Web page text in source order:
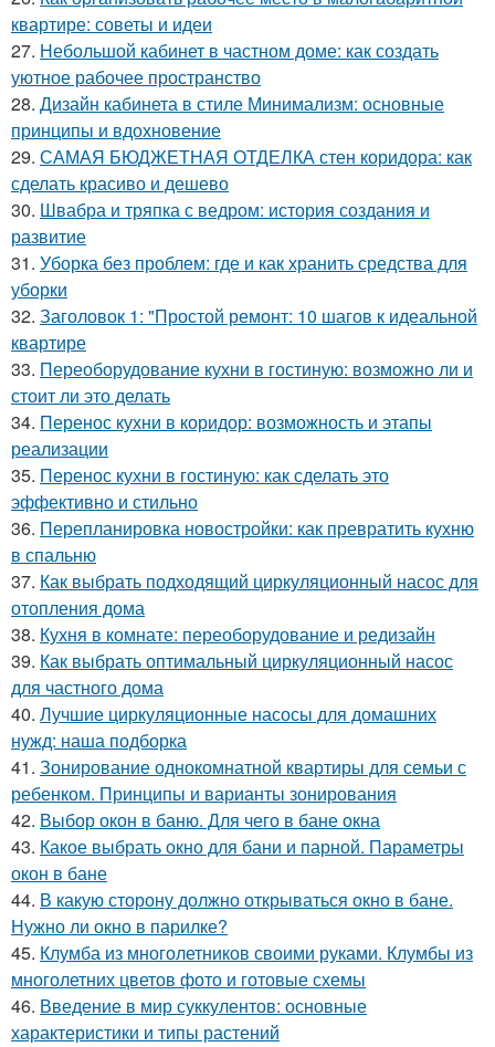
квартире: советы и идеи
27. Небольшой кабинет в частном доме: как создать
уютное рабочее пространство
28. Дизайн кабинета в стиле Минимализм: основные
принципы и вдохновение
29. САМАЯ БЮДЖЕТНАЯ ОТДЕЛКА стен коридора: как
сделать красиво и дешево
30. Швабра и тряпка с ведром: история создания и
развитие
31. Уборка без проблем: где и как хранить средства для
уборки
32. Заголовок 1: "Простой ремонт: 10 шагов к идеальной
квартире
33. Переоборудование кухни в гостиную: возможно ли и
стоит ли это делать
34. Перенос кухни в коридор: возможность и этапы
реализации
35. Перенос кухни в гостиную: как сделать это
эффективно и стильно
36. Перепланировка новостройки: как превратить кухню
в спальню
37. Как выбрать подходящий циркуляционный насос для
отопления дома
38. Кухня в комнате: переоборудование и редизайн
39. Как выбрать оптимальный циркуляционный насос
для частного дома
40. Лучшие циркуляционные насосы для домашних
нужд: наша подборка
41. Зонирование однокомнатной квартиры для семьи с
ребенком. Принципы и варианты зонирования
42. Выбор окон в баню. Для чего в бане окна
43. Какое выбрать окно для бани и парной. Параметры
окон в бане
44. В какую сторону должно открываться окно в бане.
Нужно ли окно в парилке?
45. Клумба из многолетников своими руками. Клумбы из
многолетних цветов фото и готовые схемы
46. Введение в мир суккулентов: основные
характеристики и типы растений